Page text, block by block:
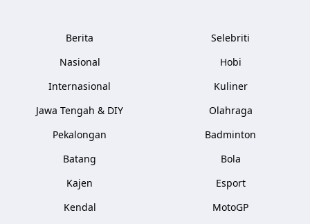
Berita
Nasional
Internasional
Jawa Tengah & DIY
Pekalongan
Batang
Kajen
Kendal
Selebriti
Hobi
Kuliner
Olahraga
Badminton
Bola
Esport
MotoGP